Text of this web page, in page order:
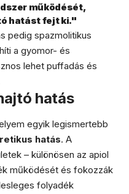
működését,
hatást fejt ki."
pedig spazmolitikus
a gyomor- és
lehet puffadás és
hatás
egyik legismertebb
hatás. A
– különösen az apiol
működését és fokozzák
folyadék